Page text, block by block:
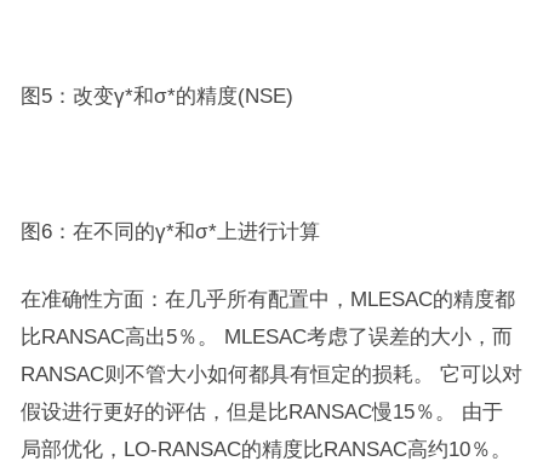
图5：改变γ*和σ*的精度(NSE)
图6：在不同的γ*和σ*上进行计算
在准确性方面：在几乎所有配置中，MLESAC的精度都
比RANSAC高出5％。 MLESAC考虑了误差的大小，而
RANSAC则不管大小如何都具有恒定的损耗。 它可以对
假设进行更好的评估，但是比RANSAC慢15％。 由于
局部优化，LO-RANSAC的精度比RANSAC高约10％。